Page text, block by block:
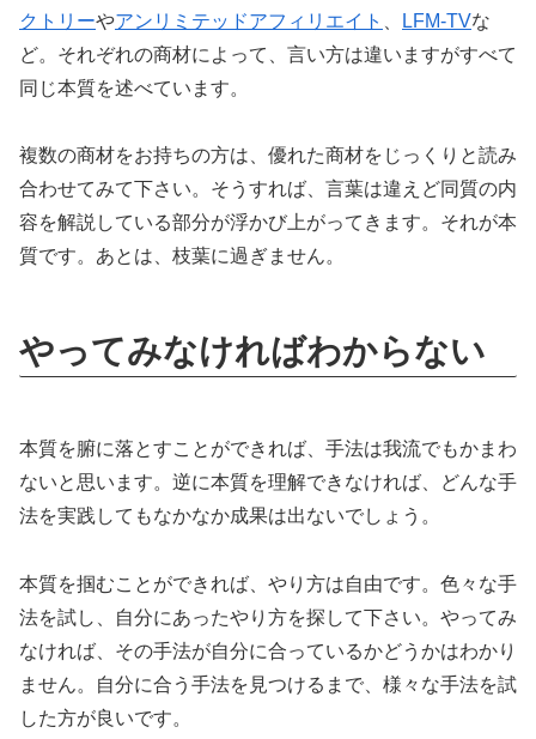
クトリーやアンリミテッドアフィリエイト LFM-TVな
ど。それぞれの商材によって、言い方は違いますがすべて
同じ本質を述べています。
複数の商材をお持ちの方は、優れた商材をじっくりと読み
合わせてみて下さい。そうすれば、言葉は違えど同質の内
容を解説している部分が浮かび上がってきます。それが本
質です。あとは、枝葉に過ぎません。
やってみなければわからない
本質を腑に落とすことができれば、手法は我流でもかまわ
ないと思います。逆に本質を理解できなければ、どんな手
法を実践してもなかなか成果は出ないでしょう。
本質を掴むことができれば、やり方は自由です。色々な手
法を試し、自分にあったやり方を探して下さい。やってみ
なければ、その手法が自分に合っているかどうかはわかり
ません。自分に合う手法を見つけるまで、様々な手法を試
した方が良いです。